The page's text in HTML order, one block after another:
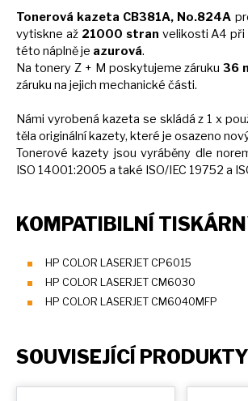
Tonerová kazeta CB381A, No.824A
vytiskne až 21000 stran velikostiA4při
této náplněje azurová.
Na tonery Z + M poskytujeme záruku36
záruku na jejich mechanické části.
Námi vyrobená kazeta se skládá z 1x
těla originální kazety, které je osazeno
Tonerové kazety jsou vyráběny dle
ISO 14001:2005 a také ISO/IEC 19752 a
KOMPATIBILNÍ
HP COLOR LASERJET CP6015
HP COLOR LASERJET CM6030
HP COLOR LASERJET CM6040MFP
SOUVISEJÍCÍ PRODUKTY